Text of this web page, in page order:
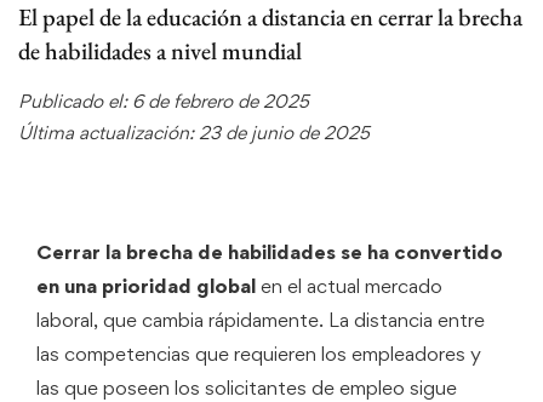
El papel de la educación a distancia en cerrar la brecha
de habilidades a nivel mundial
Publicado el: 6 de febrero de 2025
Última actualización: 23 de junio de 2025
Cerrar la brecha de habilidades se ha convertido
en una prioridad global en el actual mercado
laboral, que cambia rápidamente. La distancia entre
las competencias que requieren los empleadores y
las que poseen los solicitantes de empleo sigue